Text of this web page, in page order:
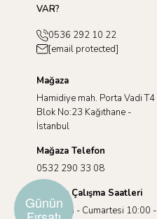
VAR?
0536 292 10 22
[email protected]
Mağaza
Hamidiye mah. Porta Vadi T4
Blok No:23 Kağıthane -
İstanbul
Mağaza Telefon
0532 290 33 08
Mağaza Çalışma Saatleri
Pazartesi - Cumartesi 10:00 -
Günün